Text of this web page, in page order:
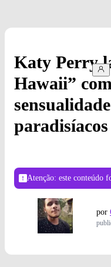
Katy Perry
Hawaii”
paradisíacos
Atenção: este conteúdo
por